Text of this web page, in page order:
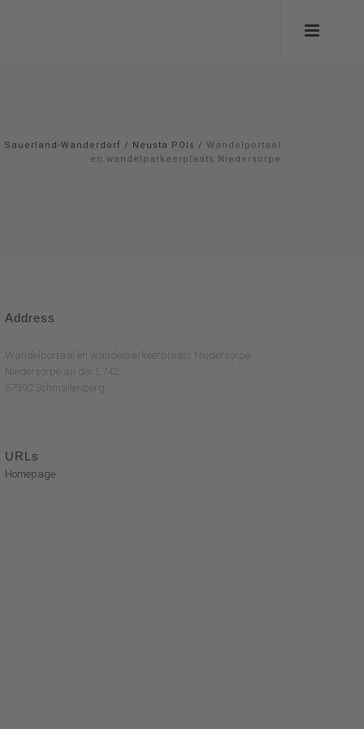
Sauerland-Wanderdorf / Neusta POIs / Wandelportaal
en wandelparkeerplaats Niedersorpe
Address
Wandelportaal en wandelparkeerplaats Niedersorpe
Niedersorpe an der L742
57392 Schmallenberg
URLs
Homepage